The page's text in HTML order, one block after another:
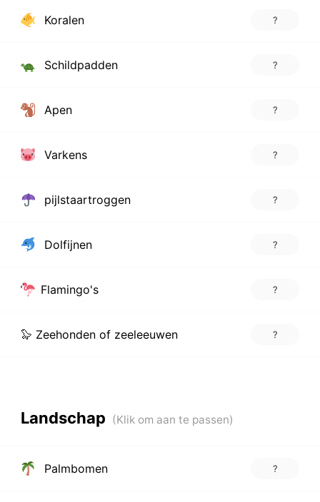
Koralen ?
Schildpadden ?
Apen ?
Varkens ?
pijlstaartroggen ?
Dolfijnen ?
Flamingo's ?
🦭 Zeehonden of zeeleeuwen ?
Landschap
Palmbomen ?